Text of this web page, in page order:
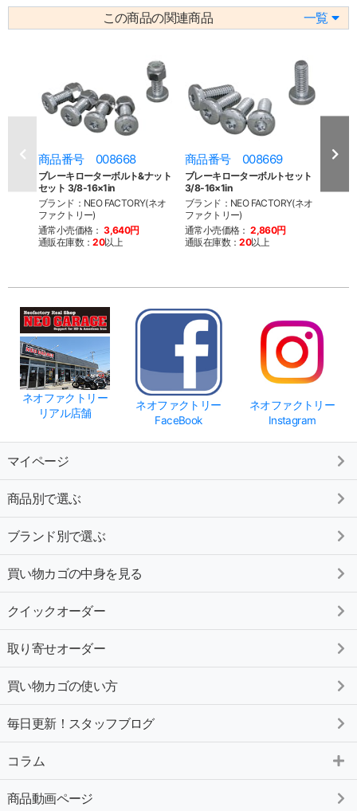
この商品の関連商品 一覧
商品番号 008668
ブレーキローターボルト&ナット
セット 3/8-16×1in
ブランド：NEO FACTORY(ネオ
ファクトリー)
通常小売価格： 3,640円
通販在庫数：20以上
商品番号 008669
ブレーキローターボルトセット
3/8-16×1in
ブランド：NEO FACTORY(ネオ
ファクトリー)
通常小売価格： 2,860円
通販在庫数：20以上
商
ネオファクトリー
リアル店舗
ネオファクトリー
FaceBook
ネオファクトリー
Instagram
マイページ
商品別で選ぶ
ブランド別で選ぶ
買い物カゴの中身を見る
クイックオーダー
取り寄せオーダー
買い物カゴの使い方
毎日更新！スタッフブログ
コラム
商品動画ページ